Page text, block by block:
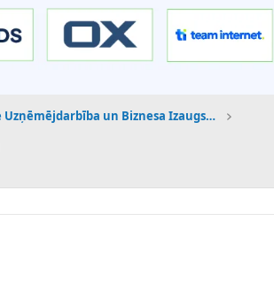
Online Uzņēmējdarbība un Biznesa Izaugsme